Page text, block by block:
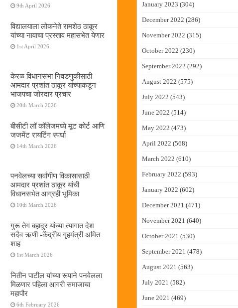
9th April 2026
विद्यालयाला लोकनेते रामशेठ ठाकूर
यांच्या नावाचा प्रस्ताव महासभेत येणार
1st April 2026
केरळ विधानसभा निवडणुकीसाठी
आमदार प्रशांत ठाकूर यांच्याकडून
भाजपचा जोरदार प्रचार
20th March 2026
बीसीटी लॉ कॉलेजमध्ये मूट कोर्ट आणि
जजमेंट रायटिंग स्पर्धा
14th March 2026
पनवेलच्या सर्वांगीण विकासासाठी
आमदार प्रशांत ठाकूर यांची
विधानसभेत आग्रही भूमिका
10th March 2026
गुरू तेग बहादुर यांच्या त्यागात देश
सदैव ऋणी -केंद्रीय गृहमंत्री अमित
शाह
1st March 2026
नितीन पाटील यांच्या रूपाने पनवेलला
मिळणार पहिला आगरी समाजाचा
महापौर
6th February 2026
January 2023 (304)
December 2022 (286)
November 2022 (315)
October 2022 (230)
September 2022 (292)
August 2022 (575)
July 2022 (543)
June 2022 (514)
May 2022 (473)
April 2022 (568)
March 2022 (610)
February 2022 (593)
January 2022 (602)
December 2021 (471)
November 2021 (640)
October 2021 (530)
September 2021 (478)
August 2021 (563)
July 2021 (582)
June 2021 (469)